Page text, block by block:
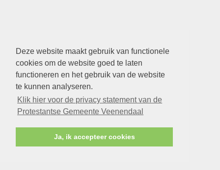
Deze website maakt gebruik van functionele
cookies om de website goed te laten
functioneren en het gebruik van de website
te kunnen analyseren.
Klik hier voor de privacy statement van de
Protestantse Gemeente Veenendaal
Ja, ik accepteer cookies